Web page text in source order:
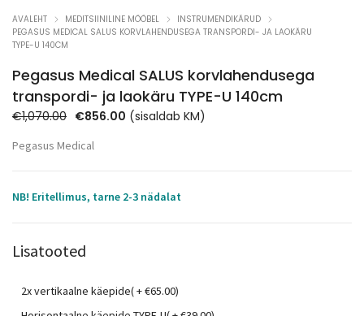
AVALEHT MEDITSIINILINE MÖÖBEL
INSTRUMENDIKÄRUD
PEGASUS MEDICAL SALUS KORVLAHENDUSEGA TRANSPORDI- JA LAOKÄRU
TYPE-U 140CM
Pegasus Medical SALUS korvlahendusega
transpordi- ja laokäru TYPE-U 140cm
€1,070.00 Algne
oli:
€856.00 Praegune
(sisaldab KM)
Pegasus Medical
NB! Eritellimus, tarne 2-3 nädalat
Lisatooted
2x vertikaalne käepide( +€65.00)